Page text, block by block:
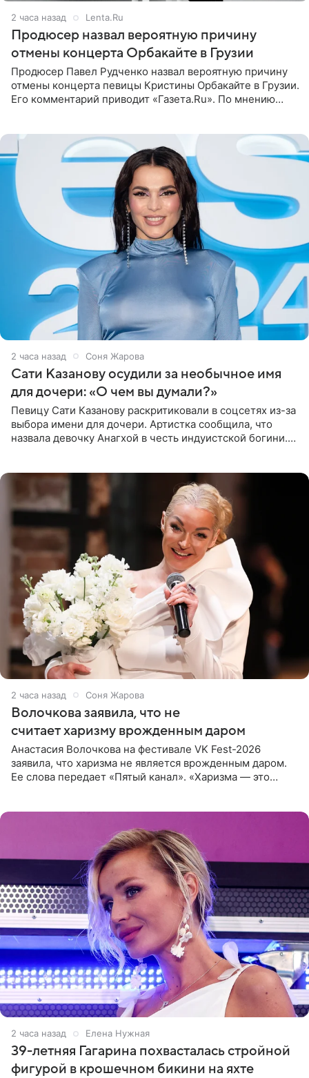
2 часа назад Lenta.Ru
Продюсер назвал вероятную причину
отмены концерта Орбакайте в Грузии
Продюсер Павел Рудченко назвал вероятную причину
отмены концерта певицы Кристины Орбакайте в Грузии.
Его комментарий приводит «Газета.Ru». По мнению
2 часа назад Соня Жарова
Сати Казанову осудили за необычное имя
для дочери: «О чем вы думали?»
Певицу Сати Казанову раскритиковали в соцсетях из-за
выбора имени для дочери. Артистка сообщила, что
назвала девочку Анагхой в честь индуистской богини.
2 часа назад Соня Жарова
Волочкова заявила, что не
считает харизму врожденным даром
Анастасия Волочкова на фестивале VK Fest-2026
заявила, что харизма не является врожденным даром.
Ее слова передает «Пятый канал». «Харизма — это
2 часа назад Елена Нужная
39-летняя Гагарина похвасталась стройной
фигурой в крошечном бикини на яхте